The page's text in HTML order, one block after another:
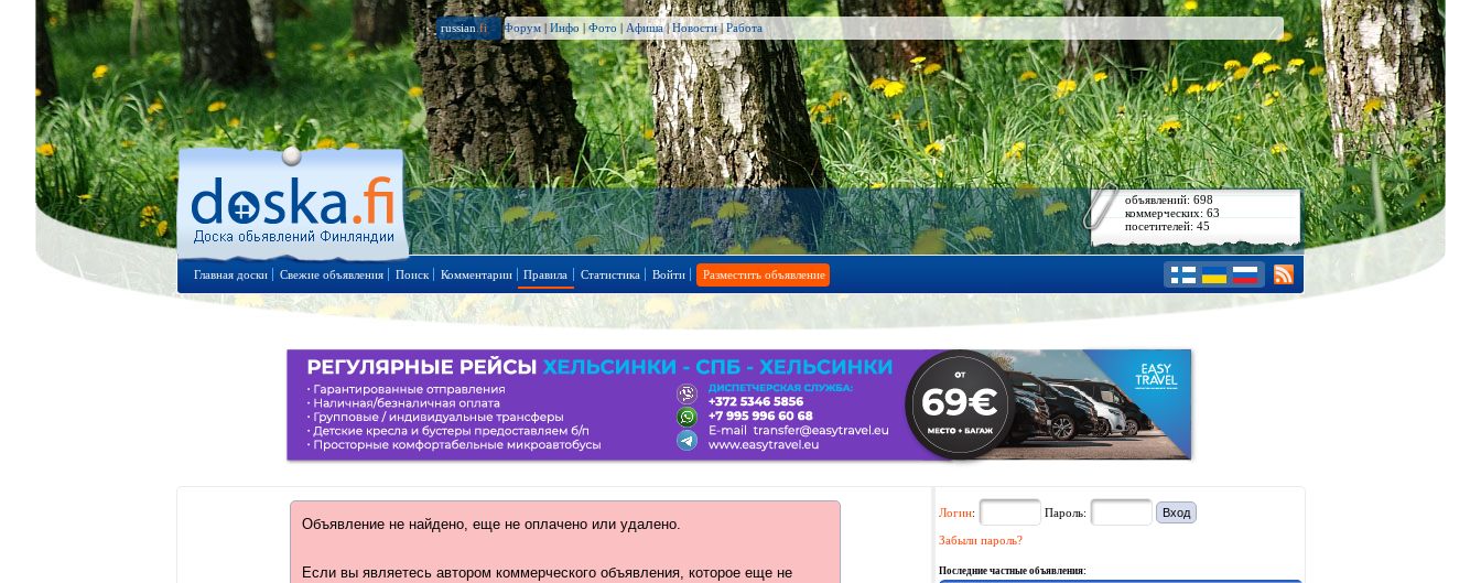
russian.fi Форум | Инфо | Фото | Афиша|Новости|Работа
объявлений: 698
коммерческих: 63
посетителей: 45
Главная доски Свежие объявления Поиск Комментарии Правила Статистика Войти Разместить объявление
Объявление не найдено, еще не оплачено или удалено.
Если вы являетесь автором коммерческого объявления, которое еще не
Логин: Пароль:
Забыли пароль?
Последние частные объявления: